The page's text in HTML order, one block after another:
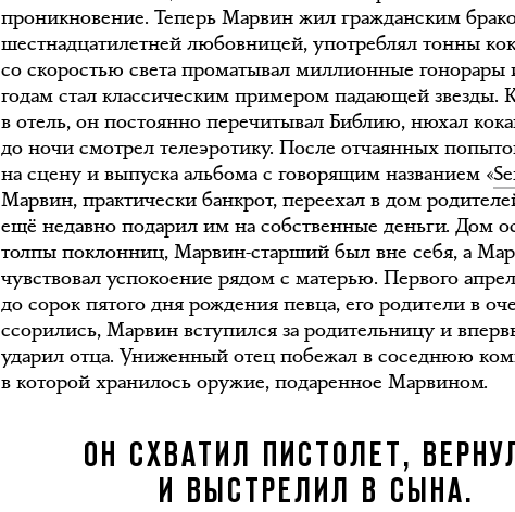
проникновение. Теперь Марвин жил гражданским
шестнадцатилетней любовницей, употреблял тонны
со скоростью света проматывал миллионные гонорары
годам стал классическим примером падающей звезды.
в отель, он постоянно перечитывал Библию, нюхал
до ночи смотрел телеэротику. После отчаянных
на сцену и выпуска альбома с говорящим названием «
Марвин, практически банкрот, переехал в дом
ещё недавно подарил им на собственные деньги. Дом
толпы поклонниц, Марвин-старший был вне себя, а
чувствовал успокоение рядом с матерью. Первого
до сорок пятого дня рождения певца, его родители в
ссорились, Марвин вступился за родительницу и
ударил отца. Униженный отец побежал в соседнюю
в которой хранилось оружие, подаренное Марвином.
ОН СХВАТИЛ ПИСТОЛЕТ,
И ВЫСТРЕЛИЛ В СЫНА.